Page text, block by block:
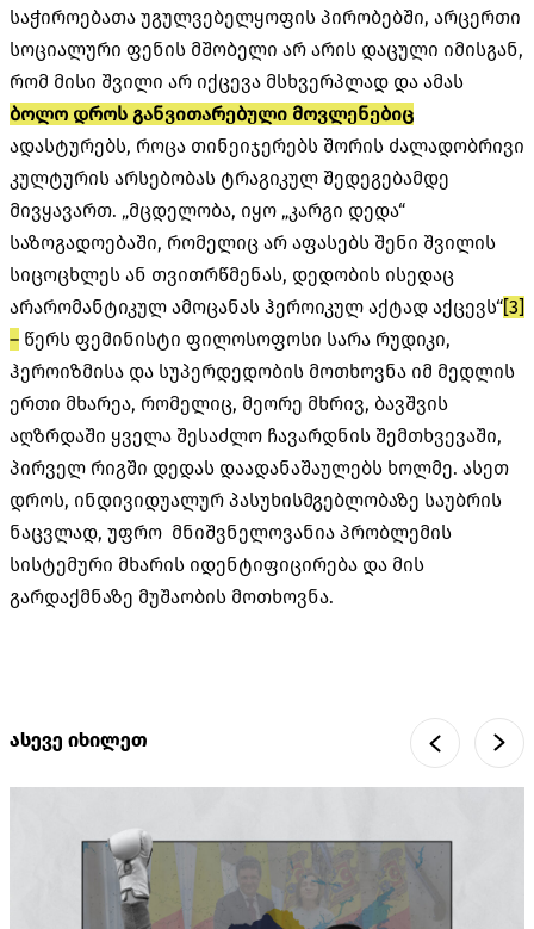
საჭიროებათა უგულვებელყოფის პირობებში, არცერთი
სოციალური ფენის მშობელი არ არის დაცული იმისგან,
რომ მისი შვილი არ იქცევა მსხვერპლად და ამას
ბოლო დროს განვითარებული მოვლენებიც
ადასტურებს, როცა თინეიჯერებს შორის ძალადობრივი
კულტურის არსებობას ტრაგიკულ შედეგებამდე
მივყავართ. „მცდელობა, იყო „კარგი დედა“
საზოგადოებაში, რომელიც არ აფასებს შენი შვილის
სიცოცხლეს ან თვითრწმენას, დედობის ისედაც
არარომანტიკულ ამოცანას ჰეროიკულ აქტად აქცევს“[3]
– წერს ფემინისტი ფილოსოფოსი სარა რუდიკი,
ჰეროიზმისა და სუპერდედობის მოთხოვნა იმ მედლის
ერთი მხარეა, რომელიც, მეორე მხრივ, ბავშვის
აღზრდაში ყველა შესაძლო ჩავარდნის შემთხვევაში,
პირველ რიგში დედას დაადანაშაულებს ხოლმე. ასეთ
დროს, ინდივიდუალურ პასუხისმგებლობაზე საუბრის
ნაცვლად, უფრო მნიშვნელოვანია პრობლემის
სისტემური მხარის იდენტიფიცირება და მის
გარდაქმნაზე მუშაობის მოთხოვნა.
ასევე იხილეთ